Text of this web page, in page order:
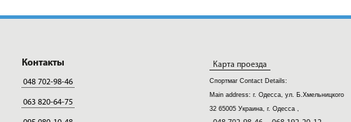
Контакты
048 702-98-46
063 820-64-75
Карта проезда
Спортмаг Contact Details:
Main address:г. Одесса, ул. Б.Хмельницкого
32 65005 Украина, г. Одесса ,